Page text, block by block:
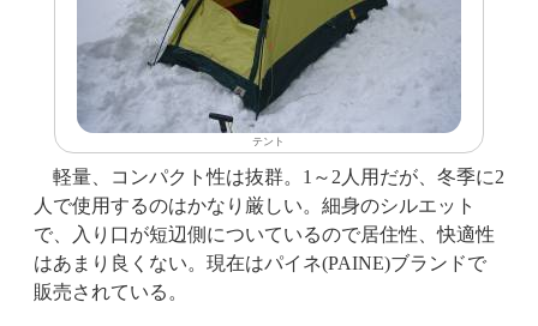
テント
軽量、コンパクト性は抜群。1～2人用だが、冬季に2
人で使用するのはかなり厳しい。細身のシルエット
で、入り口が短辺側についているので居住性、快適性
はあまり良くない。現在はパイネ(PAINE)ブランドで
販売されている。